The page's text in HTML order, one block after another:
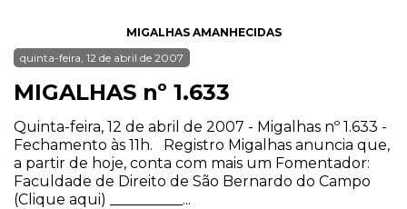
MIGALHAS AMANHECIDAS
quinta-feira, 12 de abril de 2007
MIGALHAS nº 1.633
Quinta-feira, 12 de abril de 2007 - Migalhas nº 1.633 -
Fechamento às 11h. Registro Migalhas anuncia que,
a partir de hoje, conta com mais um Fomentador:
Faculdade de Direito de São Bernardo do Campo
(Clique aqui) __________...